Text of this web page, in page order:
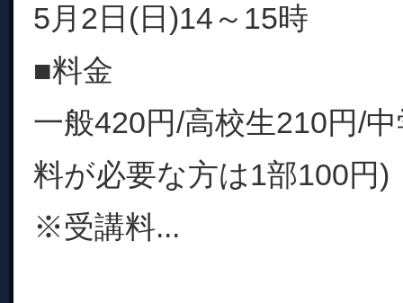
5月2日(日)14～15時
■料金
一般420円/高校生210円/
料が必要な方は1部100円)
※受講料...